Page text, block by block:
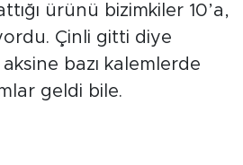
ürünü bizimkiler 10’a,
Çinli gitti diye
bazı kalemlerde
geldi bile.